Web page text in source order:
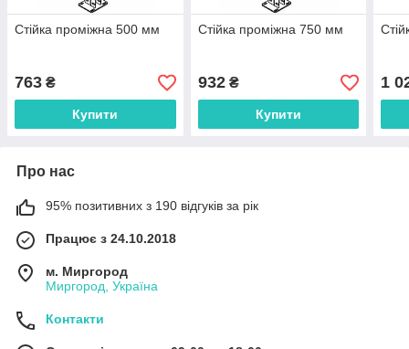
Стійка проміжна 500 мм
763 ₴
Купити
Стійка проміжна 750 мм
932₴
Купити
1
Про нас
95% позитивних з 190 відгуків за рік
Працює з 24.10.2018
м. Миргород
Миргород, Україна
Контакти